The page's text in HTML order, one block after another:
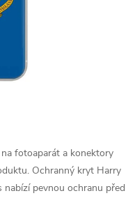
fotoaparát a konektory
Ochranný kryt Harry
pevnou ochranu před